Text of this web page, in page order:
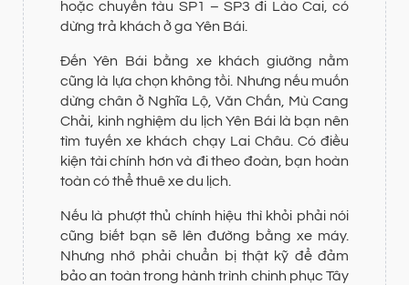
hoặc chuyến tàu SP1 – SP3 đi Lào Cai, có
dừng trả khách ở ga Yên Bái.
Đến Yên Bái bằng xe khách giường nằm
cũng là lựa chọn không tồi. Nhưng nếu muốn
dừng chân ở Nghĩa Lộ, Văn Chấn, Mù Cang
Chải, kinh nghiệm du lịch Yên Bái là bạn nên
tìm tuyến xe khách chạy Lai Châu. Có điều
kiện tài chính hơn và đi theo đoàn, bạn hoàn
toàn có thể thuê xe du lịch.
Nếu là phượt thủ chính hiệu thì khỏi phải nói
cũng biết bạn sẽ lên đường bằng xe máy.
Nhưng nhớ phải chuẩn bị thật kỹ để đảm
bảo an toàn trong hành trình chinh phục Tây